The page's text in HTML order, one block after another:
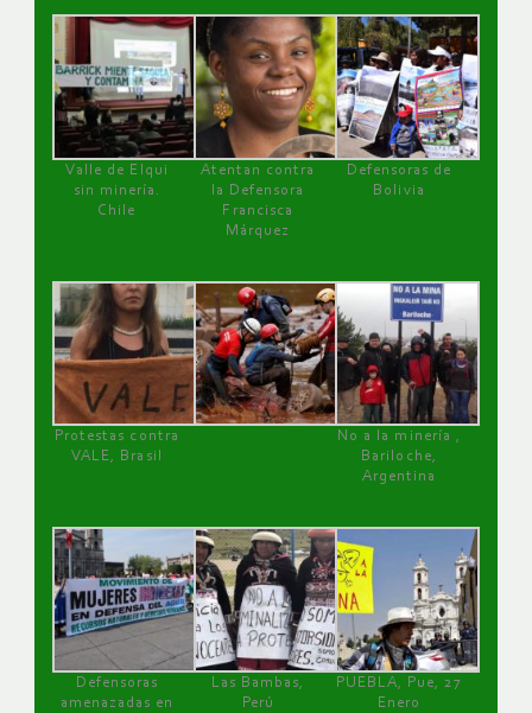
Valle de Elqui
sin minería.
Chile
Atentan contra
la Defensora
Francisca
Márquez
Defensoras de
Bolivia
Protestas contra
VALE, Brasil
No a la minería ,
Bariloche,
Argentina
Defensoras
amenazadas en
Las Bambas,
Perú
PUEBLA, Pue, 27
Enero